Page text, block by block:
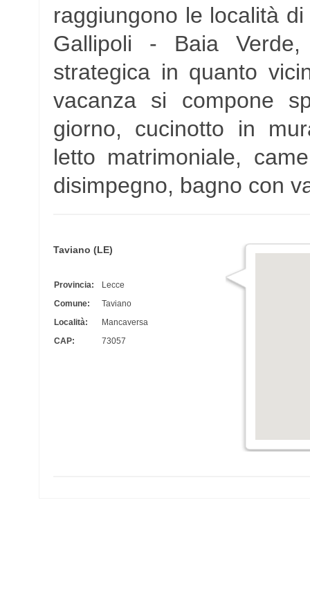
raggiungono le località
Gallipoli - Baia
strategica in quanto
vacanza si compone
giorno, cucinotto in
letto matrimoniale,
disimpegno, bagno con
Taviano (LE)
Provincia:
Lecce
Comune:
Taviano
Località:
Mancaversa
CAP:
73057